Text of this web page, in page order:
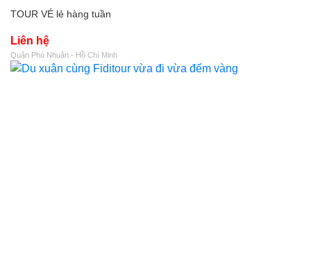
TOUR VÉ lẻ hàng tuần
Liên hệ
Quận Phú Nhuận - Hồ Chí Minh